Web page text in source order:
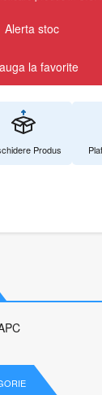
Alerta stoc
la favorite
Produs